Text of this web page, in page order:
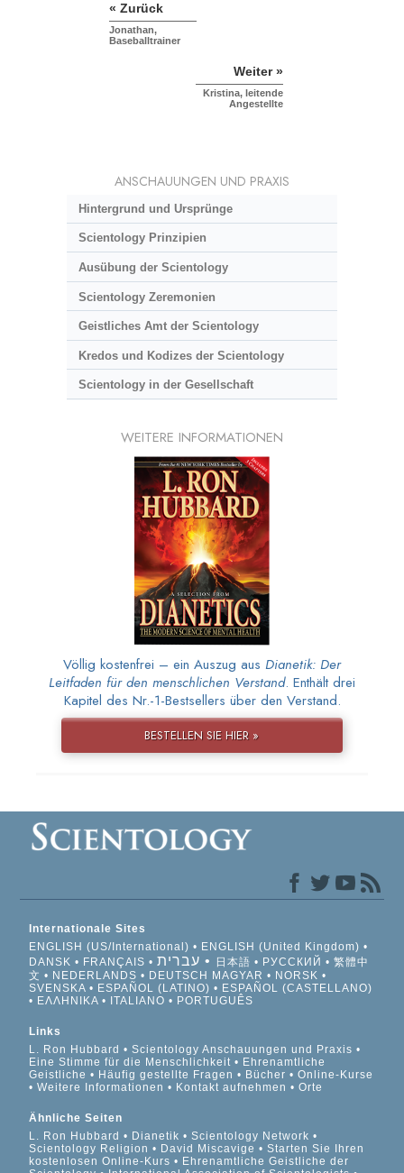
« Zurück
Jonathan,
Baseballtrainer
Weiter »
Kristina, leitende
Angestellte
ANSCHAUUNGEN UND PRAXIS
Hintergrund und Ursprünge
Scientology Prinzipien
Ausübung der Scientology
Scientology Zeremonien
Geistliches Amt der Scientology
Kredos und Kodizes der Scientology
Scientology in der Gesellschaft
WEITERE INFORMATIONEN
Völlig kostenfrei – ein Auszug aus Dianetik: Der
Leitfaden für den menschlichen Verstand. Enthält drei
Kapitel des Nr.-1-Bestsellers über den Verstand.
BESTELLEN SIE HIER »
Internationale Sites
ENGLISH (US/International)
ENGLISH (United Kingdom)
DANSK
FRANÇAIS עברית 日本語 РУССКИЙ
繁體中
文
NEDERLANDS DEUTSCH MAGYAR
NORSK
SVENSKA
ESPAÑOL (LATINO)
ESPAÑOL (CASTELLANO)
ΕΛΛΗΝΙΚA
ITALIANO PORTUGUÊS
Links
L. Ron Hubbard
Scientology Anschauungen und Praxis
Eine Stimme für die Menschlichkeit
Ehrenamtliche
Geistliche
Häufig gestellte Fragen Bücher
Online-Kurse
Weitere Informationen
Kontakt aufnehmen Orte
Ähnliche Seiten
L. Ron Hubbard
Dianetik
Scientology Network
Scientology Religion
David Miscavige
Starten Sie Ihren
kostenlosen Online-Kurs
Ehrenamtliche Geistliche der